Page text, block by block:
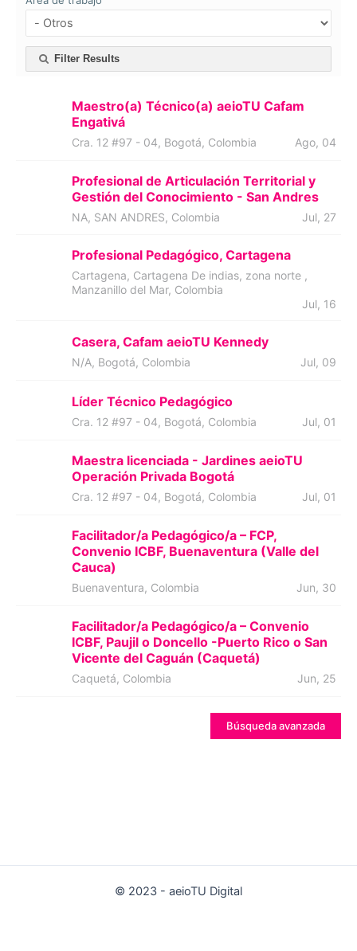
Filter Results
Maestro(a) Técnico(a) aeioTU Cafam
Engativá
Cra. 12 #97 - 04, Bogotá, Colombia Ago, 04
Profesional de Articulación Territorial y
Gestión del Conocimiento - San Andres
NA, SAN ANDRES, Colombia Jul, 27
Profesional Pedagógico, Cartagena
Cartagena, Cartagena De indias, zona norte ,
Manzanillo del Mar, Colombia
Jul, 16
Casera, Cafam aeioTU Kennedy
N/A, Bogotá, Colombia Jul, 09
Líder Técnico Pedagógico
Cra. 12 #97 - 04, Bogotá, Colombia Jul, 01
Maestra licenciada - Jardines aeioTU
Operación Privada Bogotá
Cra. 12 #97 - 04, Bogotá, Colombia Jul, 01
Facilitador/a Pedagógico/a – FCP,
Convenio ICBF, Buenaventura (Valle del
Cauca)
Buenaventura, Colombia Jun, 30
Facilitador/a Pedagógico/a – Convenio
ICBF, Paujil o Doncello -Puerto Rico o San
Vicente del Caguán (Caquetá)
Caquetá, Colombia Jun, 25
Búsqueda avanzada
© 2023 - aeioTU Digital